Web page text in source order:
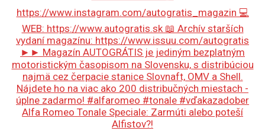
Alfa Romeo Tonale Speciale: Zarmúti alebo poteší
Alfistov?!